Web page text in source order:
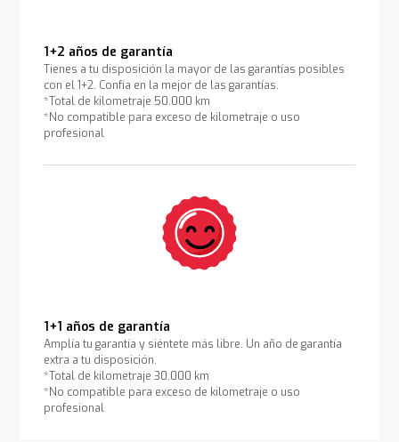
1+2 años de garantía
Tienes a tu disposición la mayor de las garantías posibles
con el 1+2. Confía en la mejor de las garantías.
*Total de kilometraje 50.000 km
*No compatible para exceso de kilometraje o uso
profesional
1+1 años de garantía
Amplía tu garantía y siéntete más libre. Un año de garantía
extra a tu disposición.
*Total de kilometraje 30.000 km
*No compatible para exceso de kilometraje o uso
profesional